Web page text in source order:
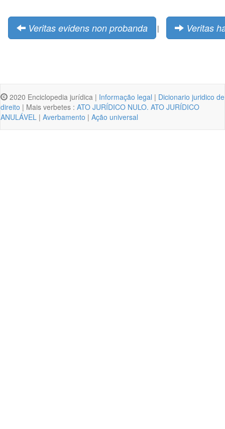
Veritas evidens non probanda | Veritas
2020 Enciclopedia jurídica | Informação legal | Dicionario juridico de
direito | Mais verbetes : ATO JURÍDICO NULO. ATO JURÍDICO
ANULÁVEL | Averbamento | Ação universal